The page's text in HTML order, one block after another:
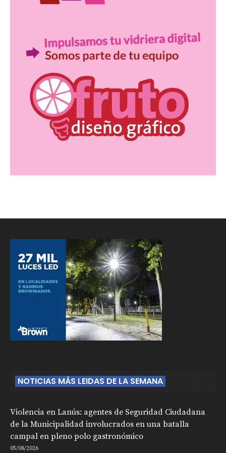
NOTICIAS MÁS LEIDAS DE LA SEMANA
Violencia en Lanús: agentes de Seguridad Ciudadana
de la Municipalidad involucrados en una batalla
campal en pleno polo gastronómico
05/08/2026